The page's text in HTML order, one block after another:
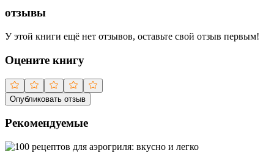
отзывы
У этой книги ещё нет отзывов, оставьте свой отзыв первым!
Оцените книгу
Опубликовать отзыв
Рекомендуемые